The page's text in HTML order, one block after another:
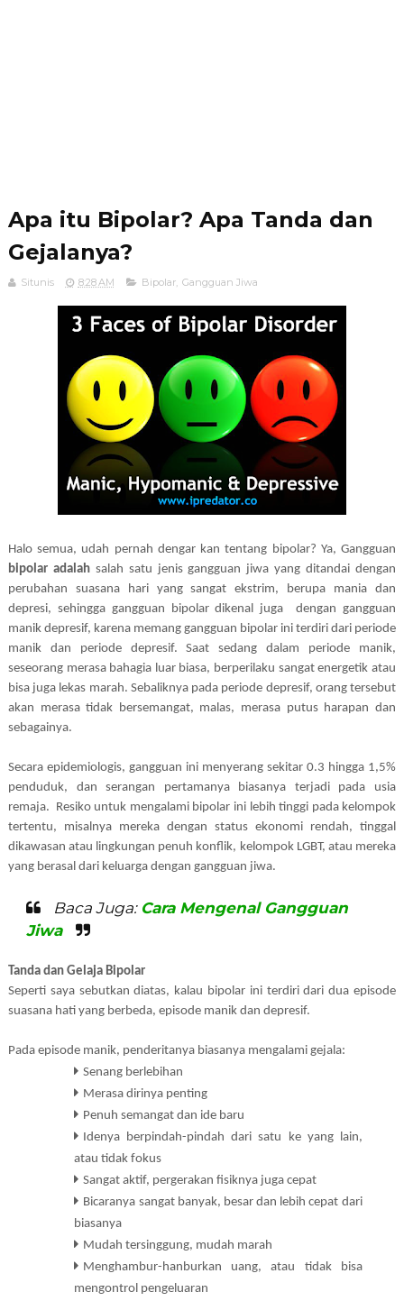
Apa itu Bipolar? Apa Tanda dan
Gejalanya?
Situnis 8:28 AM Bipolar, Gangguan Jiwa
Halo semua, udah pernah dengar kan tentang bipolar? Ya, Gangguan
bipolar adalahsalah satu jenis gangguan jiwa yang ditandai dengan
perubahan suasana hari yang sangat ekstrim, berupa mania dan
depresi, sehingga gangguan bipolar dikenal juga
dengan gangguan
manik depresif, karena memang gangguan bipolar ini terdiri dari periode
manik dan periode depresif. Saat sedang dalam periode manik,
seseorang merasa bahagia luar biasa, berperilaku sangat energetik atau
bisa juga lekas marah. Sebaliknya pada periode depresif, orang tersebut
akan merasa tidak bersemangat, malas, merasa putus harapan dan
sebagainya.
Secara epidemiologis, gangguan ini menyerang sekitar 0.3 hingga 1,5%
penduduk, dan serangan pertamanya biasanya terjadi pada usia
remaja. Resiko untuk mengalami bipolar ini lebih tinggi pada kelompok
tertentu, misalnya mereka dengan status ekonomi rendah, tinggal
dikawasan atau lingkungan penuh konflik, kelompok LGBT, atau mereka
yang berasal dari keluarga dengan gangguan jiwa.
Baca Juga: Cara Mengenal Gangguan
Jiwa
Tanda dan Gelaja Bipolar
Seperti saya sebutkan diatas, kalau bipolar ini terdiri dari dua episode
suasana hati yang berbeda, episode manik dan depresif.
Pada episode manik, penderitanya biasanya mengalami gejala:
Senang berlebihan
Merasa dirinya penting
Penuh semangat dan ide baru
Idenya berpindah-pindah dari satu ke yang lain,
atau tidak fokus
Sangat aktif, pergerakan fisiknya juga cepat
Bicaranya sangat banyak, besar dan lebih cepat dari
biasanya
Mudah tersinggung, mudah marah
Menghambur-hanburkan uang, atau tidak bisa
mengontrol pengeluaran